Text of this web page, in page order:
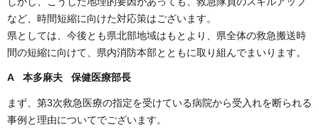
など、時間短縮に向けた対応策はございます。
県としては、今後とも県北部地域はもとより、県全体の救急搬送時
間の短縮に向けて、県内消防本部とともに取り組んでまいります。
A 本多麻夫 保健医療部長
まず、第3次救急医療の指定を受けている病院から受入れを断られる
事例と理由についてでございます。